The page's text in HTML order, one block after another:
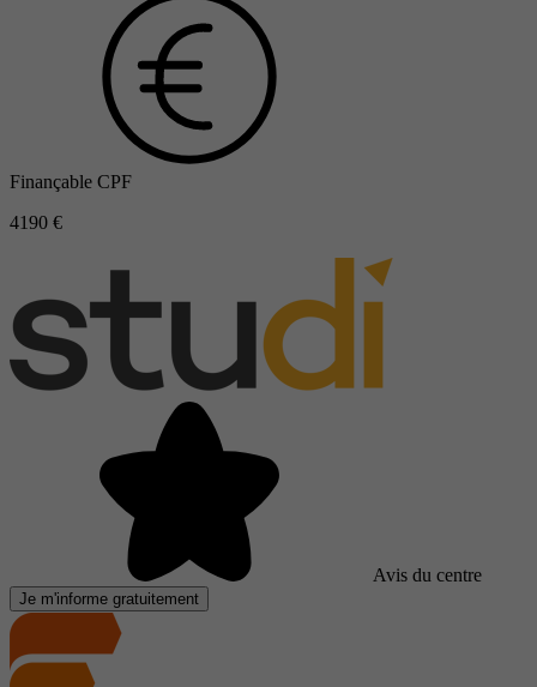
Finançable CPF
4190 €
Avis du centre
Je m'informe gratuitement